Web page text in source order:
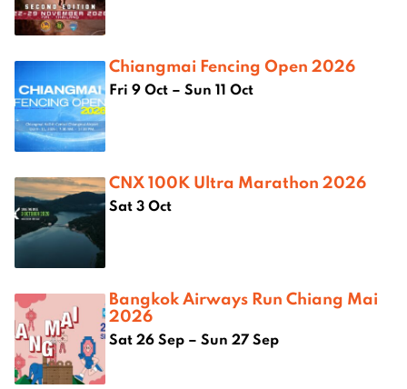
Chiangmai Fencing Open 2026
Fri 9 Oct – Sun 11 Oct
CNX 100K Ultra Marathon 2026
Sat 3 Oct
Bangkok Airways Run Chiang Mai
2026
Sat 26 Sep – Sun 27 Sep